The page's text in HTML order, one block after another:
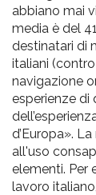
abbiano mai
media è del
destinatari di
italiani
navigazione
esperienze di
d’Europa».
all'uso
elementi. Per
lavoro